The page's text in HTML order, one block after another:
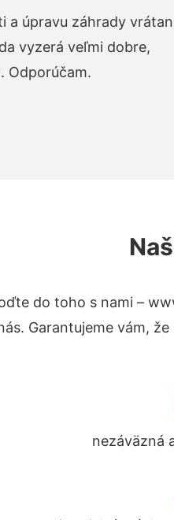
a úpravu záhrady
vyzerá veľmi dobre,
Odporúčam.
do toho s nami –
Garantujeme vám,
nezáväzná